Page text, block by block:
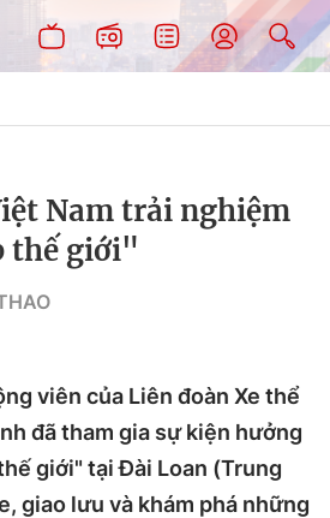
Nam trải nghiệm
thế giới"
viên của Liên đoàn Xe thể
đã tham gia sự kiện hưởng
giới" tại Đài Loan (Trung
giao lưu và khám phá những